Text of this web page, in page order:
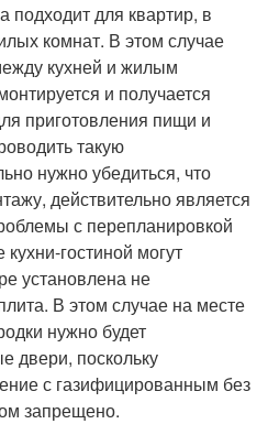
подходит для квартир, в
комнат. В этом случае
кухней и жилым
и получается
приготовления пищи и
такую
нужно убедиться, что
действительно является
с перепланировкой
гостиной могут
установлена не
В этом случае на месте
нужно будет
двери, поскольку
с газифицированным без
запрещено.